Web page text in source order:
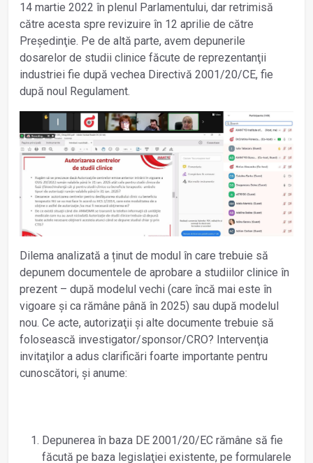
14 martie 2022 în plenul Parlamentului, dar retrimisă
către acesta spre revizuire în 12 aprilie de către
Preşedinţie. Pe de altă parte, avem depunerile
dosarelor de studii clinice făcute de reprezentanţii
industriei fie după vechea Directivă 2001/20/CE, fie
după noul Regulament.
Dilema analizată a ținut de modul în care trebuie să
depunem documentele de aprobare a studiilor clinice în
prezent – după modelul vechi (care încă mai este în
vigoare și ca rămâne până în 2025) sau după modelul
nou. Ce acte, autorizaţii şi alte documente trebuie să
folosească investigator/sponsor/CRO? Intervenţia
invitaţilor a adus clarificări foarte importante pentru
cunoscători, şi anume:
Depunerea în baza DE 2001/20/EC rămâne să fie
făcută pe baza legislaţiei existente, pe formularele